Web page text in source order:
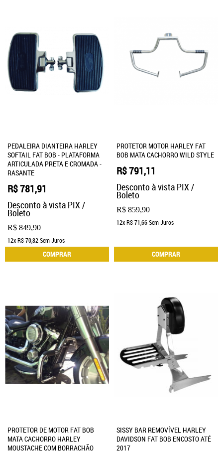
PEDALEIRA DIANTEIRA HARLEY
SOFTAIL FAT BOB - PLATAFORMA
ARTICULADA PRETA E CROMADA -
RASANTE
R$ 849,90
R$ 781,91
Desconto à vista PIX /
Boleto
12xR$ 70,82Sem Juros
COMPRAR
PROTETOR MOTOR HARLEY FAT
BOB MATA CACHORRO WILD STYLE
R$ 859,90
R$ 791,11
Desconto à vista PIX /
Boleto
12xR$ 71,66Sem Juros
COMPRAR
PROTETOR DE MOTOR FAT BOB
MATA CACHORRO HARLEY
MOUSTACHE COM BORRACHÃO
SISSY BAR REMOVÍVEL HARLEY
DAVIDSON FAT BOB ENCOSTO ATÉ
2017